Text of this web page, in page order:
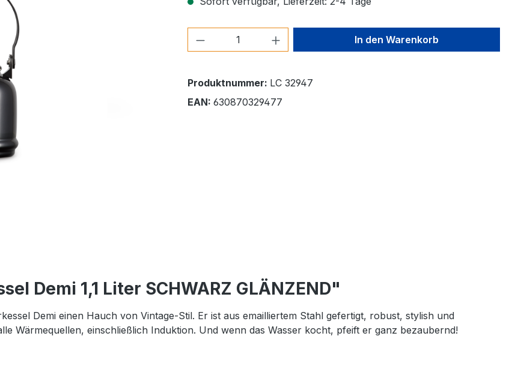
Produkt Anzahl: Gib den gewünschten Wert
In den Warenkorb
Produktnummer: LC 32947
EAN: 630870329477
Demi 1,1 Liter SCHWARZ GLÄNZEND"
Demi einen Hauch von Vintage-Stil. Er ist aus emailliertem Stahl gefertigt, robust, stylish und
Wärmequellen, einschließlich Induktion. Und wenn das Wasser kocht, pfeift er ganz bezaubernd!